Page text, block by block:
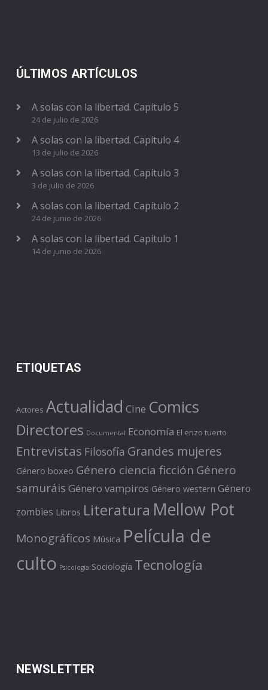
ÚLTIMOS ARTÍCULOS
A solas con la libertad. Capítulo 5
24 de julio de 2026
A solas con la libertad. Capítulo 4
13 de julio de 2026
A solas con la libertad. Capítulo 3
3 de julio de 2026
A solas con la libertad. Capítulo 2
24 de junio de 2026
A solas con la libertad. Capítulo 1
14 de junio de 2026
ETIQUETAS
Actores Actualidad Cine Comics
Directores Documental Economía El erizo tuerto
Entrevistas Filosofía Grandes mujeres
Género boxeo Género ciencia ficción Género
samuráis Género vampiros Género western Género
zombies Libros Literatura Mellow Pot
Monográficos Música Película de
culto Psicología Sociología Tecnología
NEWSLETTER